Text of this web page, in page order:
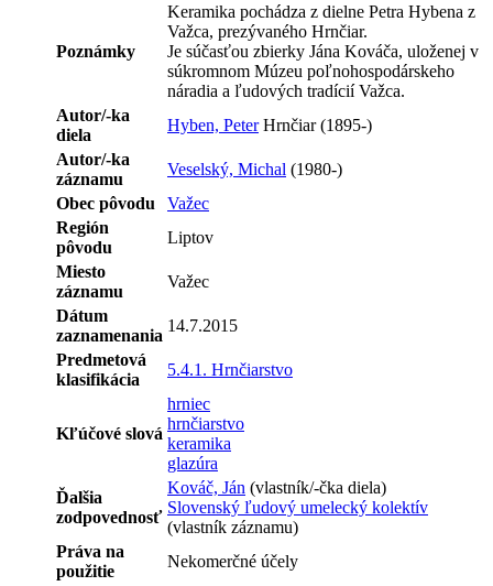
Poznámky
Keramika pochádza z dielne Petra Hybena z
Važca, prezývaného Hrnčiar.
Je súčasťou zbierky Jána Kováča, uloženej v
súkromnom Múzeu poľnohospodárskeho
náradia a ľudových tradícií Važca.
Autor/-ka
diela
Hyben, PeterHrnčiar (1895-)
Autor/-ka
záznamu
Veselský, Michal (1980-)
Obec pôvodu
Važec
Región
pôvodu
Liptov
Miesto
záznamu
Važec
Dátum
zaznamenania
14.7.2015
Predmetová
klasifikácia
5.4.1. Hrnčiarstvo
Kľúčové slová
hrniec
hrnčiarstvo
keramika
glazúra
Ďalšia
zodpovednosť
Kováč, Ján (vlastník/-čka diela)
Slovenský ľudový umelecký kolektív
(vlastník záznamu)
Práva na
použitie
Nekomerčné účely